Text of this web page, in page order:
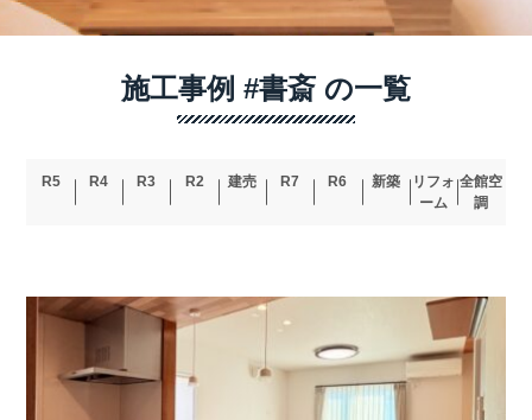
施工事例 #書斎 の一覧
R5 R4 R3 R2 建売 R7 R6 新築
リフォ
ーム
全館空
調